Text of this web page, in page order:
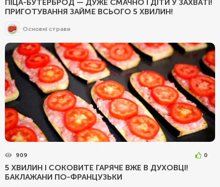
ПІЦА-БУТЕРБРОД — ДУЖЕ СМАЧНО І ДІТИ У ЗАХВАТІ!
ПРИГОТУВАННЯ ЗАЙМЕ ВСЬОГО 5 ХВИЛИН!
Основні страви
909 0
5 ХВИЛИН І СОКОВИТЕ ГАРЯЧЕ ВЖЕ В ДУХОВЦІ!
БАКЛАЖАНИ ПО-ФРАНЦУЗЬКИ